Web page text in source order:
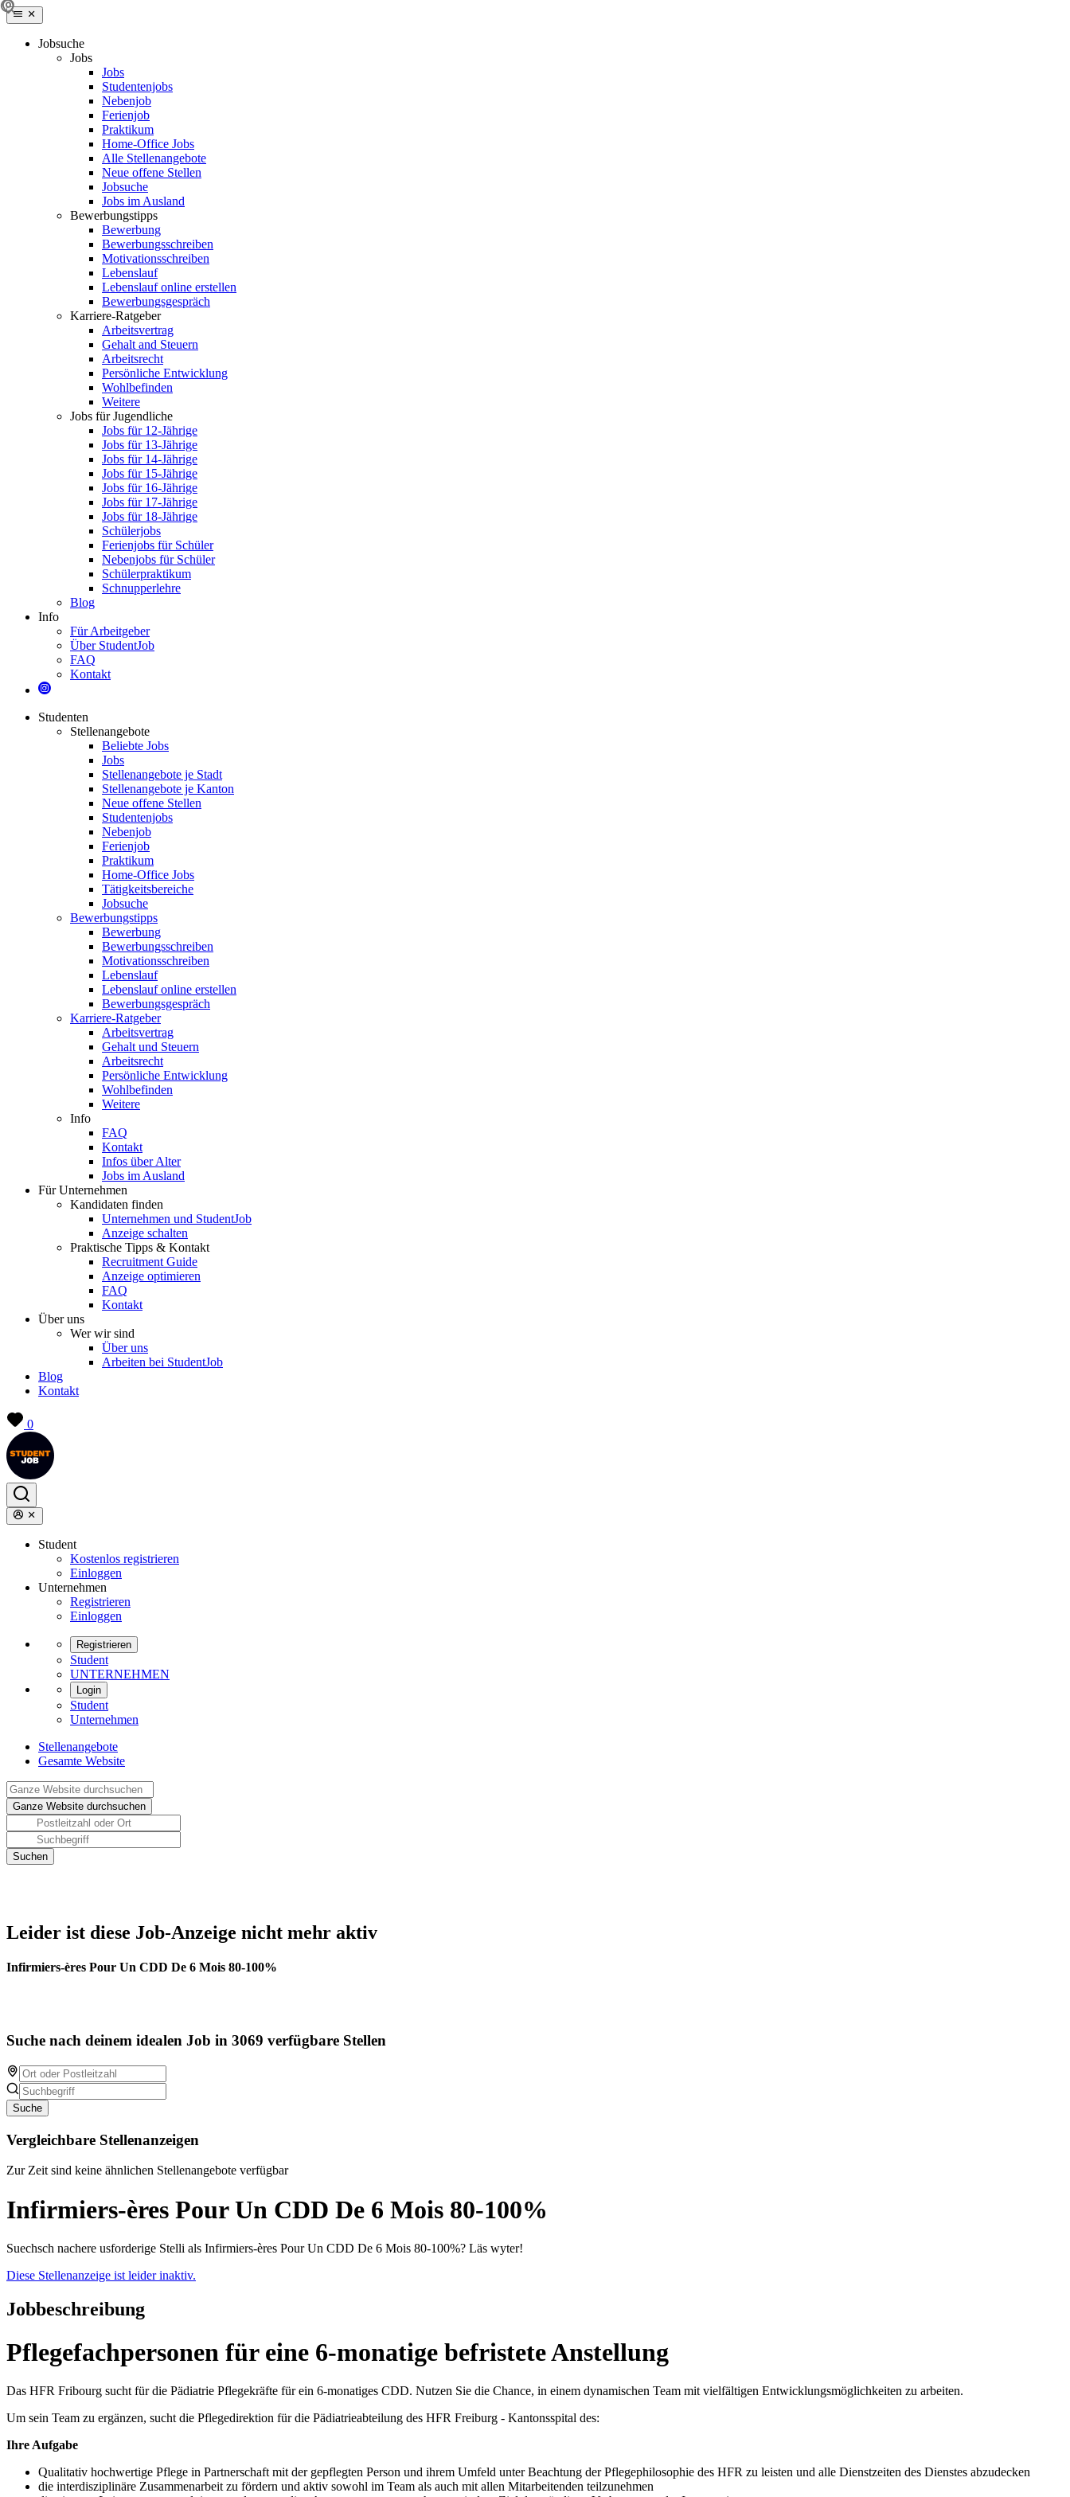
Jobsuche
Jobs
Jobs
Studentenjobs
Nebenjob
Ferienjob
Praktikum
Home-Office Jobs
Alle Stellenangebote
Neue offene Stellen
Jobsuche
Jobs im Ausland
Bewerbungstipps
Bewerbung
Bewerbungsschreiben
Motivationsschreiben
Lebenslauf
Lebenslauf online erstellen
Bewerbungsgespräch
Karriere-Ratgeber
Arbeitsvertrag
Gehalt and Steuern
Arbeitsrecht
Persönliche Entwicklung
Wohlbefinden
Weitere
Jobs für Jugendliche
Jobs für 12-Jährige
Jobs für 13-Jährige
Jobs für 14-Jährige
Jobs für 15-Jährige
Jobs für 16-Jährige
Jobs für 17-Jährige
Jobs für 18-Jährige
Schülerjobs
Ferienjobs für Schüler
Nebenjobs für Schüler
Schülerpraktikum
Schnupperlehre
Blog
Info
Für Arbeitgeber
Über StudentJob
FAQ
Kontakt
Studenten
Stellenangebote
Beliebte Jobs
Jobs
Stellenangebote je Stadt
Stellenangebote je Kanton
Neue offene Stellen
Studentenjobs
Nebenjob
Ferienjob
Praktikum
Home-Office Jobs
Tätigkeitsbereiche
Jobsuche
Bewerbungstipps
Bewerbung
Bewerbungsschreiben
Motivationsschreiben
Lebenslauf
Lebenslauf online erstellen
Bewerbungsgespräch
Karriere-Ratgeber
Arbeitsvertrag
Gehalt und Steuern
Arbeitsrecht
Persönliche Entwicklung
Wohlbefinden
Weitere
Info
FAQ
Kontakt
Infos über Alter
Jobs im Ausland
Für Unternehmen
Kandidaten finden
Unternehmen und StudentJob
Anzeige schalten
Praktische Tipps & Kontakt
Recruitment Guide
Anzeige optimieren
FAQ
Kontakt
Über uns
Wer wir sind
Über uns
Arbeiten bei StudentJob
Blog
Kontakt
0
Student
Kostenlos registrieren
Einloggen
Unternehmen
Registrieren
Einloggen
Registrieren
Student
UNTERNEHMEN
Login
Student
Unternehmen
Stellenangebote
Gesamte Website
Leider ist diese Job-Anzeige nicht mehr aktiv
Infirmiers-ères Pour Un CDD De 6 Mois 80-100%
Suche nach deinem idealen Job in 3069 verfügbare Stellen
Suche
Vergleichbare Stellenanzeigen
Zur Zeit sind keine ähnlichen Stellenangebote verfügbar
Infirmiers-ères Pour Un CDD De 6 Mois 80-100%
Suechsch nachere usforderige Stelli als Infirmiers-ères Pour Un CDD De 6 Mois 80-100%? Läs wyter!
Diese Stellenanzeige ist leider inaktiv.
Jobbeschreibung
Pflegefachpersonen für eine 6-monatige befristete Anstellung
Das HFR Fribourg sucht für die Pädiatrie Pflegekräfte für ein 6-monatiges CDD. Nutzen Sie die Chance, in einem dynamischen Team mit vielfältigen Entwicklungsmöglichkeiten zu arbeiten.
Um sein Team zu ergänzen, sucht die Pflegedirektion für die Pädiatrieabteilung des HFR Freiburg - Kantonsspital des:
Ihre Aufgabe
Qualitativ hochwertige Pflege in Partnerschaft mit der gepflegten Person und ihrem Umfeld unter Beachtung der Pflegephilosophie des HFR zu leisten und alle Dienstzeiten des Dienstes abzudecken
die interdisziplinäre Zusammenarbeit zu fördern und aktiv sowohl im Team als auch mit allen Mitarbeitenden teilzunehmen